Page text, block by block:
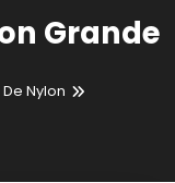
Grande
Nylon